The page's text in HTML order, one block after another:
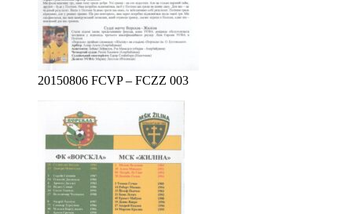
20150806 FCVP – FCZZ 003